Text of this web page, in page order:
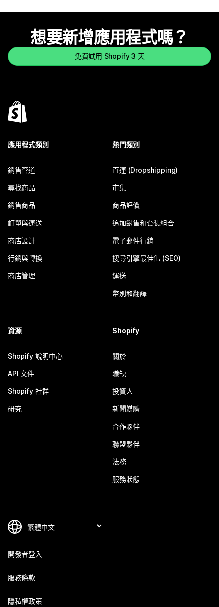
想要新增應用程式嗎？
免費試用 Shopify 3 天
應用程式類別
銷售管道
尋找商品
銷售商品
訂單與運送
商店設計
行銷與轉換
商店管理
熱門類別
直運 (Dropshipping)
市集
商品評價
追加銷售和套裝組合
電子郵件行銷
搜尋引擎最佳化 (SEO)
運送
幣別和翻譯
資源
Shopify 說明中心
API 文件
Shopify 社群
研究
Shopify
關於
職缺
投資人
新聞媒體
合作夥伴
聯盟夥伴
法務
服務狀態
開發者登入
服務條款
隱私權政策